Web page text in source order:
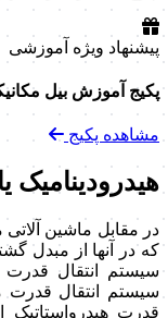
پیشنهاد ویژه آموزشی
پکیج آموزش بیل
مشاهده پکیج
هیدرودینامیک
در مقابل ماشین آلاتی
که در آنها از مبدل
سیستم انتقال قدرت
سیستم انتقال قدرت
قدرت